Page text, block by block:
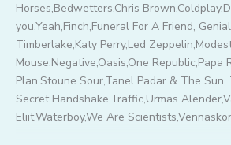
Horses,Bedwetters,Chris
you,Yeah,Finch,Funeral For A Friend,
Timberlake,Katy Perry,Led
Mouse,Negative,Oasis,One Republic,Papa
Plan,Stoune Sour,Tanel Padar & The Sun,
Secret Handshake,Traffic,Urmas
Eliit,Waterboy,We Are